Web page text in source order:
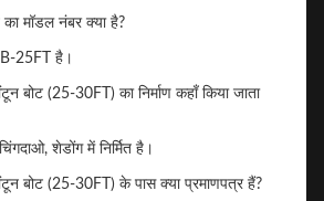
मॉडल नंबर क्या है?
25FT है।
बोट (25-30FT) का निर्माण कहाँ किया जाता
शेडोंग में निर्मित है।
बोट (25-30FT) के पास क्या प्रमाणपत्र हैं?